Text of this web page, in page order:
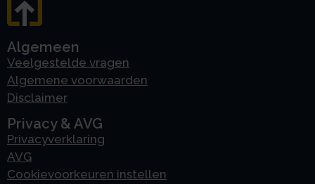
Algemeen
Veelgestelde vragen
Algemene voorwaarden
Disclaimer
Privacy & AVG
Privacyverklaring
AVG
Cookievoorkeuren instellen